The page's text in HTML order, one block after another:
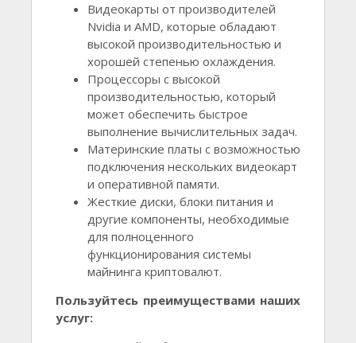
Видеокарты от производителей
Nvidia и AMD, которые обладают
высокой производительностью и
хорошей степенью охлаждения.
Процессоры с высокой
производительностью, который
может обеспечить быстрое
выполнение вычислительных задач.
Материнские платы с возможностью
подключения нескольких видеокарт
и оперативной памяти.
Жесткие диски, блоки питания и
другие компоненты, необходимые
для полноценного
функционирования системы
майнинга криптовалют.
Пользуйтесь преимуществами наших
услуг: